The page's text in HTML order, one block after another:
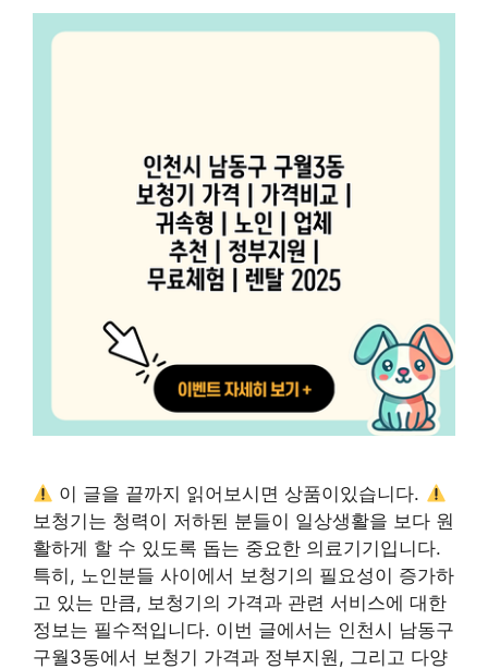
이 글을 끝까지 읽어보시면 상품이있습니다.
보청기는 청력이 저하된 분들이 일상생활을 보다 원
활하게 할 수 있도록 돕는 중요한 의료기기입니다.
특히, 노인분들 사이에서 보청기의 필요성이 증가하
고 있는 만큼, 보청기의 가격과 관련 서비스에 대한
정보는 필수적입니다. 이번 글에서는 인천시 남동구
구월3동에서 보청기 가격과 정부지원, 그리고 다양